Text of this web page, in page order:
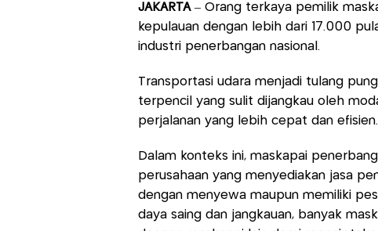
JAKARTA – Orang terkaya pemilik
kepulauan dengan lebih dari 17.000
industri penerbangan nasional.
Transportasi udara menjadi tulang
terpencil yang sulit dijangkau oleh
perjalanan yang lebih cepat dan efisien.
Dalam konteks ini, maskapai
perusahaan yang menyediakan jasa
dengan menyewa maupun memiliki
daya saing dan jangkauan, banyak